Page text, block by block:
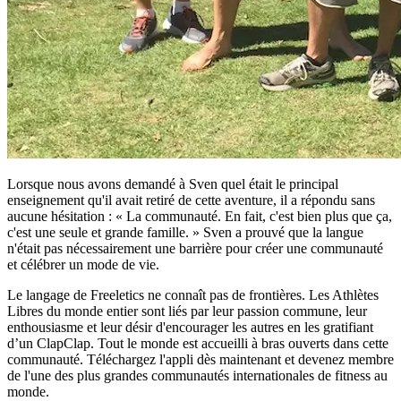
Lorsque nous avons demandé à Sven quel était le principal
enseignement qu'il avait retiré de cette aventure, il a répondu sans
aucune hésitation : « La communauté. En fait, c'est bien plus que ça,
c'est une seule et grande famille. » Sven a prouvé que la langue
n'était pas nécessairement une barrière pour créer une communauté
et célébrer un mode de vie.
Le langage de Freeletics ne connaît pas de frontières. Les Athlètes
Libres du monde entier sont liés par leur passion commune, leur
enthousiasme et leur désir d'encourager les autres en les gratifiant
d’un ClapClap. Tout le monde est accueilli à bras ouverts dans cette
communauté. Téléchargez l'appli dès maintenant et devenez membre
de l'une des plus grandes communautés internationales de fitness au
monde.